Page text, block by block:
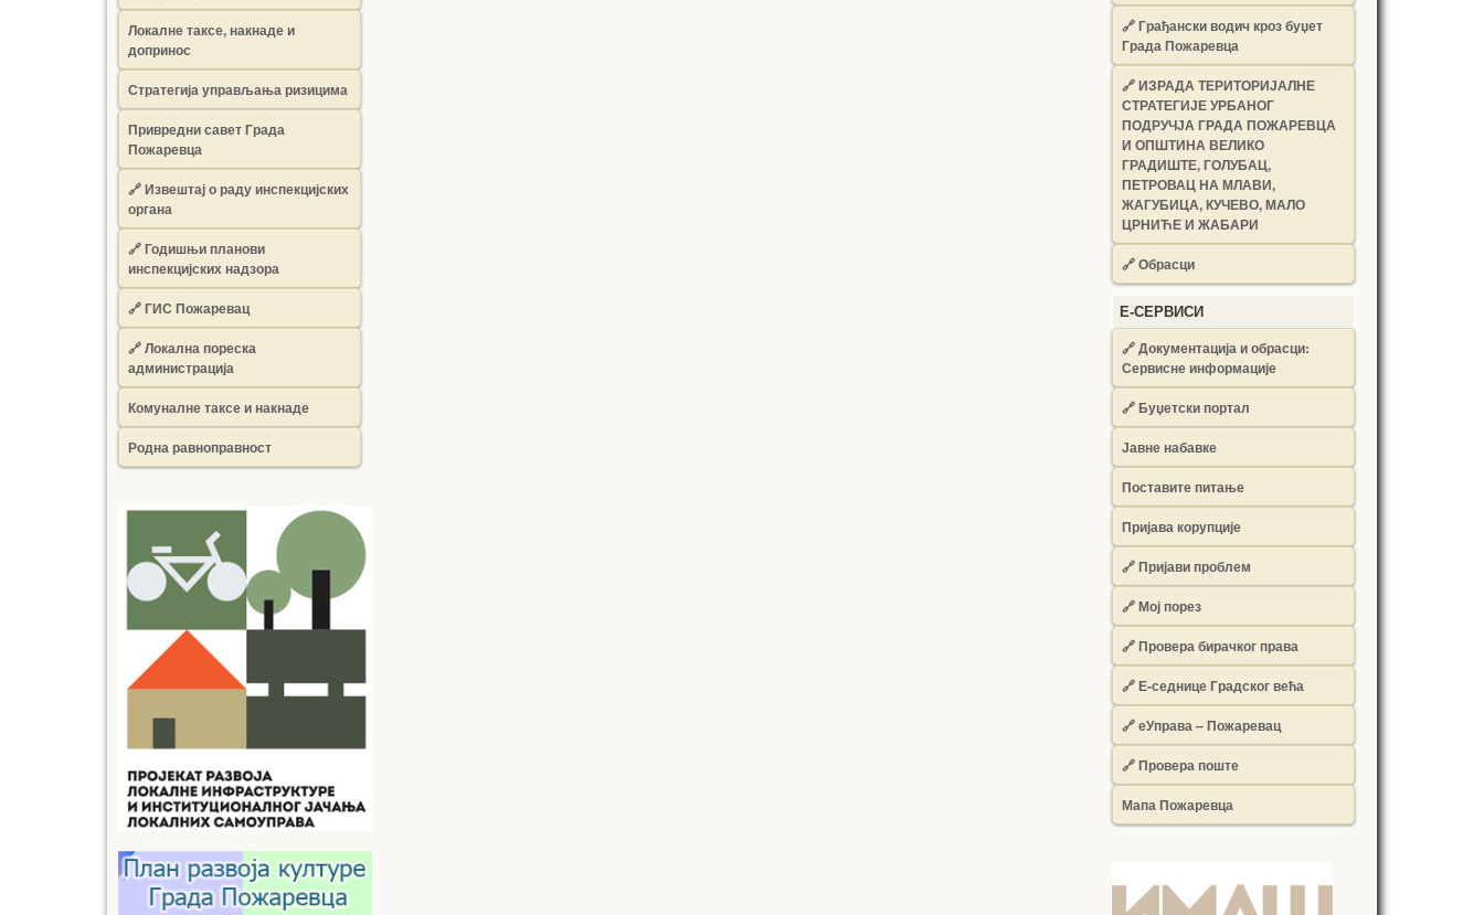
Локалне таксе, накнаде и
допринос
Стратегија управљања ризицима
Привредни савет Града
Пожаревца
🔗Извештај о раду инспекцијских
органа
🔗Годишњи планови
инспекцијских надзора
🔗 ГИС Пожаревац
🔗 Локална пореска
администрација
Комуналне таксе и накнаде
Родна равноправност
🔗Грађански водич кроз буџет
Града Пожаревца
🔗ИЗРАДА ТЕРИТОРИЈАЛНЕ
СТРАТЕГИЈЕ УРБАНОГ
ПОДРУЧЈА ГРАДА ПОЖАРЕВЦА
И ОПШТИНА ВЕЛИКО
ГРАДИШТЕ, ГОЛУБАЦ,
ПЕТРОВАЦ НА МЛАВИ,
ЖАГУБИЦА, КУЧЕВО, МАЛО
ЦРНИЋЕ И ЖАБАРИ
🔗Обрасци
Е-СЕРВИСИ
🔗 Документација и обрасци:
Сервисне информације
🔗 Буџетски портал
Јавне набавке
Поставите питање
Пријава корупције
🔗 Пријави проблем
🔗 Мој порез
🔗 Провера бирачког права
🔗 Е-седнице Градског већа
🔗 еУправа – Пожаревац
🔗 Провера поште
Мапа Пожаревца